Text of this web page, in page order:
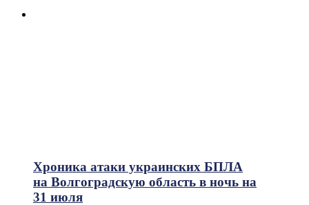
Хроника атаки украинских БПЛА
на Волгоградскую область в ночь на
31 июля